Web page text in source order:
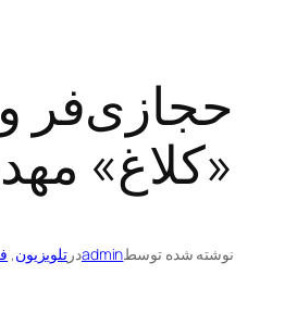
حجازی‌فر
«کلاغ»
نوشته شده توسطadminدر تلویزیون,